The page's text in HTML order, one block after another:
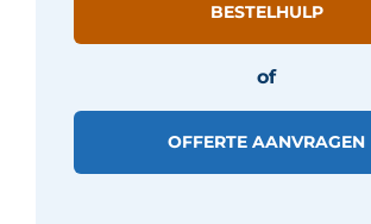
BESTELHULP
of
OFFERTE AANVRAGEN